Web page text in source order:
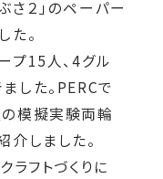
さ２」のペーパー
た。
プ15人、4グル
した。PERCで
模擬実験両輪
介しました。
ラフトづくりに